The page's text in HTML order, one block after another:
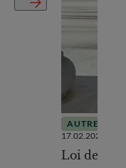
AUTRES
17.02.2025
Loi de